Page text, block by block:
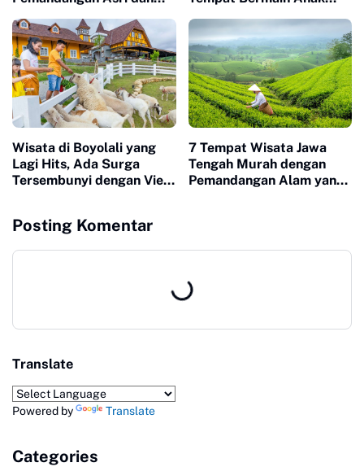
Wisata di Boyolali yang
Lagi Hits, Ada Surga
Tersembunyi dengan View
7 Tempat Wisata Jawa
Tengah Murah dengan
Pemandangan Alam yang
Posting Komentar
Translate
Powered by Translate
Categories